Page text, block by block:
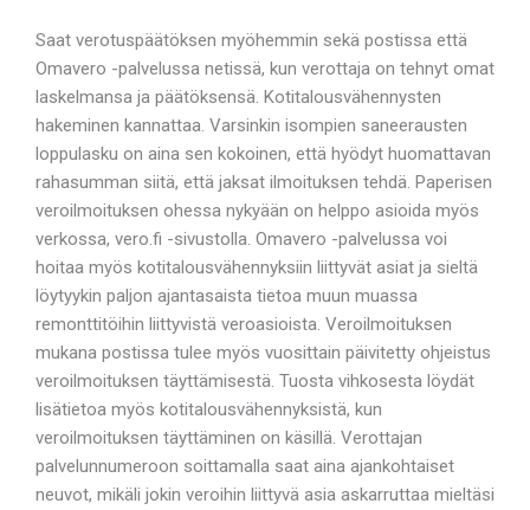
Saat verotuspäätöksen myöhemmin sekä postissa että
Omavero -palvelussa netissä, kun verottaja on tehnyt omat
laskelmansa ja päätöksensä. Kotitalousvähennysten
hakeminen kannattaa. Varsinkin isompien saneerausten
loppulasku on aina sen kokoinen, että hyödyt huomattavan
rahasumman siitä, että jaksat ilmoituksen tehdä. Paperisen
veroilmoituksen ohessa nykyään on helppo asioida myös
verkossa, vero.fi -sivustolla. Omavero -palvelussa voi
hoitaa myös kotitalousvähennyksiin liittyvät asiat ja sieltä
löytyykin paljon ajantasaista tietoa muun muassa
remonttitöihin liittyvistä veroasioista. Veroilmoituksen
mukana postissa tulee myös vuosittain päivitetty ohjeistus
veroilmoituksen täyttämisestä. Tuosta vihkosesta löydät
lisätietoa myös kotitalousvähennyksistä, kun
veroilmoituksen täyttäminen on käsillä. Verottajan
palvelunnumeroon soittamalla saat aina ajankohtaiset
neuvot, mikäli jokin veroihin liittyvä asia askarruttaa mieltäsi